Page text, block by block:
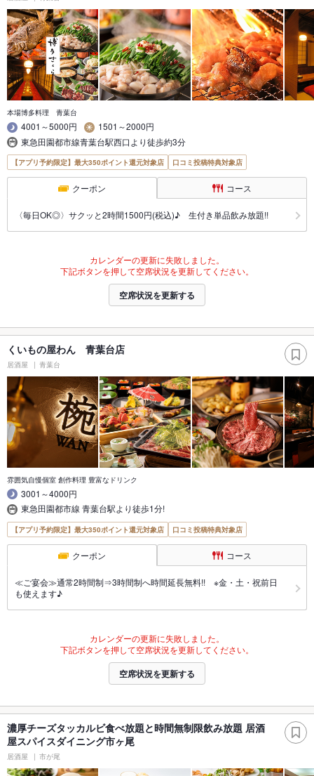
本場博多料理 青葉台
4001～5000円
1501～2000円
東急田園都市線青葉台駅西口より徒歩約3分
【アプリ予約限定】最大350ポイント還元対象店 口コミ投稿特典対象店
クーポン コース
〈毎日OK◎〉サクッと2時間1500円(税込)♪ 生付き単品飲み放題!!
カレンダーの更新に失敗しました。
下記ボタンを押して空席状況を更新してください。
空席状況を更新する
くいもの屋わん 青葉台店
居酒屋 青葉台
雰囲気自慢個室 創作料理 豊富なドリンク
3001～4000円
東急田園都市線 青葉台駅より徒歩1分!
【アプリ予約限定】最大350ポイント還元対象店 口コミ投稿特典対象店
クーポン コース
≪ご宴会≫通常2時間制⇒3時間制へ時間延長無料!! ※金・土・祝前日
も使えます♪
カレンダーの更新に失敗しました。
下記ボタンを押して空席状況を更新してください。
空席状況を更新する
濃厚チーズタッカルビ食べ放題と時間無制限飲み放題 居酒
屋スパイスダイニング市ヶ尾
居酒屋 市が尾